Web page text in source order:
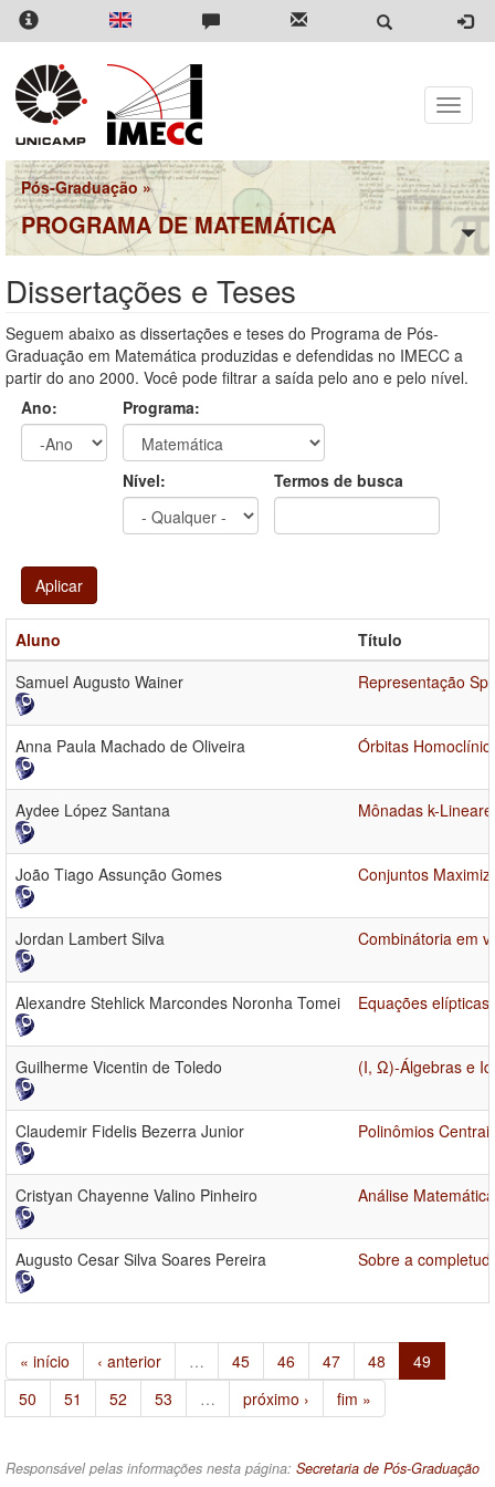
Pular
para
conteúdo
principal
Toggle
Pós-Graduação »
PROGRAMA DE MATEMÁTICA
Dissertações e Teses
Seguem abaixo as dissertações e teses do Programa de Pós-
Graduação em Matemática produzidas e defendidas no IMECC a
partir do ano 2000. Você pode filtrar a saída pelo ano e pelo nível.
Ano:
Programa:
Nível: Termos de busca
Aplicar
Aluno
Título
Samuel Augusto Wainer
Representação
Anna Paula Machado de Oliveira Órbitas
Aydee López Santana Mônadas k-
João Tiago Assunção Gomes Conjuntos
Jordan Lambert Silva Combinátoria em
Alexandre Stehlick Marcondes Noronha Tomei Equações
Guilherme Vicentin de Toledo (I, Ω)-Álgebras e
Claudemir Fidelis Bezerra Junior Polinômios
Cristyan Chayenne Valino Pinheiro Análise
Augusto Cesar Silva Soares Pereira Sobre a
« início ‹ anterior … 45 46 47 48
49
50
51 52 53 … próximo › fim »
Responsável pelas informações nesta página: Secretaria de Pós-Graduação